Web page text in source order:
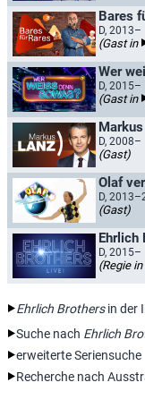
Bares
D, 2013–
(Gast in
Wer
D, 2015–
(Gast in
D, 2008–
(Gast)
D,
(Gast)
Ehrlich
D, 2015–
(Regie in
Ehrlich Brothersin der
Suche nach Ehrlich
erweiterte Seriensuche
Recherche nach